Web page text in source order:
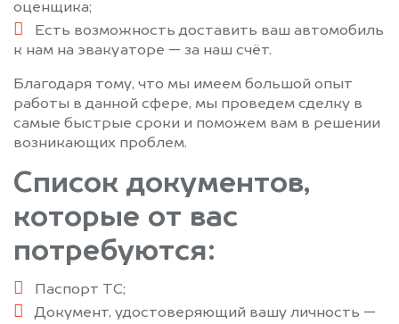
Яхрома
оценщика;
Есть возможность доставить ваш автомобиль
к нам на эвакуаторе — за наш счёт.
Благодаря тому, что мы имеем большой опыт
работы в данной сфере, мы проведем сделку в
самые быстрые сроки и поможем вам в решении
возникающих проблем.
Список документов,
которые от вас
потребуются:
Паспорт ТС;
Документ, удостоверяющий вашу личность —